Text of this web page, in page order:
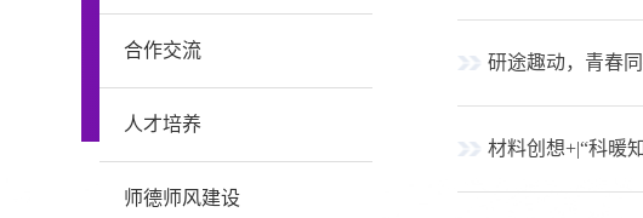
合作交流
人才培养
师德师风建设
研途趣动，青春
材料创想+|“科暖